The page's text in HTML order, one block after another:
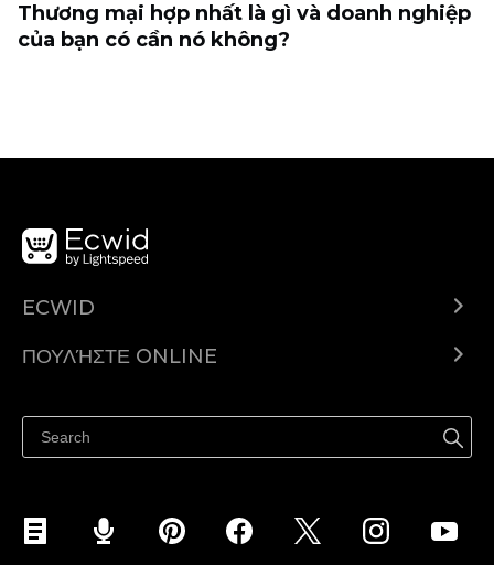
Thương mại hợp nhất là gì và doanh nghiệp
của bạn có cần nó không?
ECWID
Τιμολόγηση
ΠΟΥΛΉΣΤΕ ONLINE
Πουλήστε στο Facebook
Πουλήστε στο Instagram